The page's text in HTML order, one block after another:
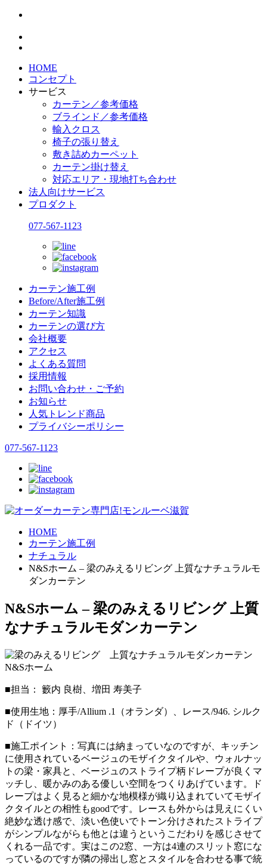
HOME
コンセプト
サービス
カーテン／参考価格
ブラインド／参考価格
輸入クロス
椅子の張り替え
敷き詰めカーペット
カーテン掛け替え
対応エリア・現地打ち合わせ
法人向けサービス
プロダクト
077-567-1123
カーテン施工例
Before/After施工例
カーテン知識
カーテンの選び方
会社概要
アクセス
よくある質問
採用情報
お問い合わせ・ご予約
お知らせ
人気トレンド商品
プライバシーポリシー
077-567-1123
HOME
カーテン施工例
ナチュラル
N&Sホーム – 梁のみえるリビング 上質なナチュラルモ
ダンカーテン
N&Sホーム – 梁のみえるリビング 上質
なナチュラルモダンカーテン
■担当： 籔内 良樹、増田 寿美子
■使用生地：厚手/Allium .1（オランダ）、レース/946. シルク
ド（ドイツ）
■施工ポイント：写真には納まっていなのですが、キッチン
に使用されているベージュのモザイクタイルや、ウォルナッ
トの梁・家具と、ベージュのストライプ柄ドレープが良くマ
ッチし、暖かみのある優しい空間をつくりあげています。ド
レープはよく見ると細かな地模様が織り込まれていてモザイ
クタイルとの相性もgoodです。レースも外からは見えにくい
絶妙な透け感で、淡い色使いでトーン分けされたストライプ
がシンプルながらも他とは違うというこだわりを感じさせて
くれる一品です。実はこの2窓、一方は4連のスリット窓にな
っているのですが隣の掃出し窓とスタイルを合わせる事で統